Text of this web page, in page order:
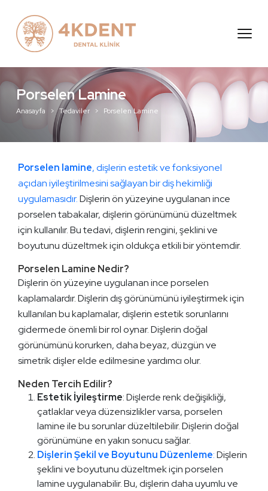
Porselen Lamine
Anasayfa Tedaviler Porselen Lamine
Porselen lamine, dişlerin estetik ve fonksiyonel
açıdan iyileştirilmesini sağlayan bir diş hekimliği
uygulamasıdır.Dişlerin ön yüzeyine uygulanan ince
porselen tabakalar, dişlerin görünümünü düzeltmek
için kullanılır. Bu tedavi, dişlerin rengini, şeklini ve
boyutunu düzeltmek için oldukça etkili bir yöntemdir.
Porselen Lamine Nedir?
Dişlerin ön yüzeyine uygulanan ince porselen
kaplamalardır. Dişlerin dış görünümünü iyileştirmek için
kullanılan bu kaplamalar, dişlerin estetik sorunlarını
gidermede önemli bir rol oynar. Dişlerin doğal
görünümünü korurken, daha beyaz, düzgün ve
simetrik dişler elde edilmesine yardımcı olur.
Neden Tercih Edilir?
Estetik İyileştirme: Dişlerde renk değişikliği,
çatlaklar veya düzensizlikler varsa, porselen
lamine ile bu sorunlar düzeltilebilir. Dişlerin doğal
görünümüne en yakın sonucu sağlar.
Dişlerin Şekil ve Boyutunu Düzenleme:Dişlerin
şeklini ve boyutunu düzeltmek için porselen
lamine uygulanabilir. Bu, dişlerin daha uyumlu ve